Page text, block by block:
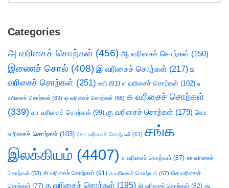
Categories
அ வரிசைச் சொற்கள் (456) ஆ வரிசைச் சொற்கள் (150)
இணைச் சொல் (408) இ வரிசைச் சொற்கள் (217) உ
வரிசைச் சொற்கள் (251) ஊர் (91) எ வரிசைச் சொற்கள் (102) ஏ
வரிசைச் சொற்கள் (69) ஒ வரிசைச் சொற்கள் (68) க வரிசைச் சொற்கள்
(339) கா வரிசைச் சொற்கள் (99) கு வரிசைச் சொற்கள் (179) கொ
வரிசைச் சொற்கள் (103) கோ வரிசைச் சொற்கள் (61) சங்க
இலக்கியம் (4407) ச வரிசைச் சொற்கள் (87) சா வரிசைச்
சொற்கள் (68) சி வரிசைச் சொற்கள் (91) சு வரிசைச் சொற்கள் (67) செ வரிசைச்
சொற்கள் (77) த வரிசைச் சொற்கள் (195) தி வரிசைச் சொற்கள் (82) து